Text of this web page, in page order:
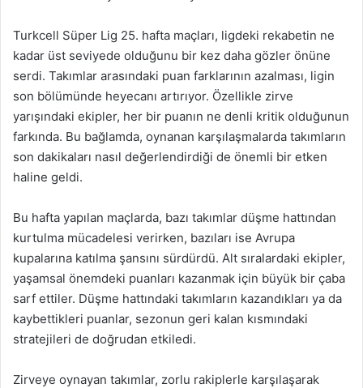
Turkcell Süper Lig 25. hafta maçları, ligdeki rekabetin ne
kadar üst seviyede olduğunu bir kez daha gözler önüne
serdi. Takımlar arasındaki puan farklarının azalması, ligin
son bölümünde heyecanı artırıyor. Özellikle zirve
yarışındaki ekipler, her bir puanın ne denli kritik olduğunun
farkında. Bu bağlamda, oynanan karşılaşmalarda takımların
son dakikaları nasıl değerlendirdiği de önemli bir etken
haline geldi.
Bu hafta yapılan maçlarda, bazı takımlar düşme hattından
kurtulma mücadelesi verirken, bazıları ise Avrupa
kupalarına katılma şansını sürdürdü. Alt sıralardaki ekipler,
yaşamsal önemdeki puanları kazanmak için büyük bir çaba
sarf ettiler. Düşme hattındaki takımların kazandıkları ya da
kaybettikleri puanlar, sezonun geri kalan kısmındaki
stratejileri de doğrudan etkiledi.
Zirveye oynayan takımlar, zorlu rakiplerle karşılaşarak